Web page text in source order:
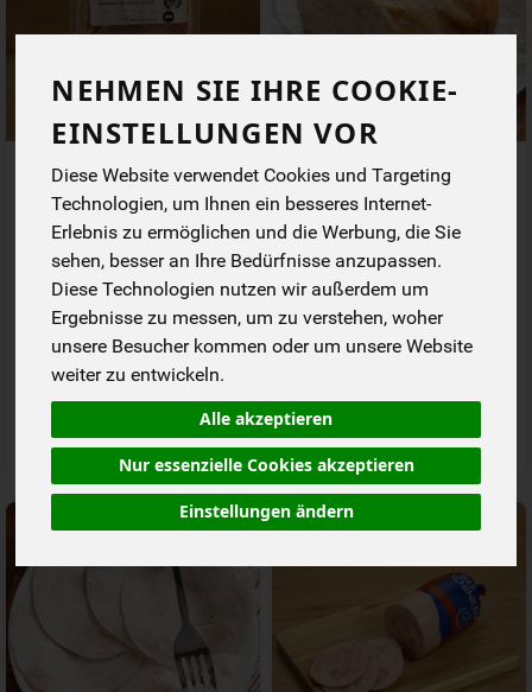
NEHMEN SIE IHRE COOKIE-
EINSTELLUNGEN VOR
Diese Website verwendet Cookies und Targeting
Technologien, um Ihnen ein besseres Internet-
Erlebnis zu ermöglichen und die Werbung, die Sie
sehen, besser an Ihre Bedürfnisse anzupassen.
Diese Technologien nutzen wir außerdem um
Ergebnisse zu messen, um zu verstehen, woher
unsere Besucher kommen oder um unsere Website
weiter zu entwickeln.
Alle akzeptieren
Nur essenzielle Cookies akzeptieren
Einstellungen ändern
3,99 € *
/ 80 g
1 * 80 g (49,88 € / kg)
80 g
Anzahl
26,90 €*
/ kg
1 * kg (26,90 € / kg)
g Kg
Anzahl